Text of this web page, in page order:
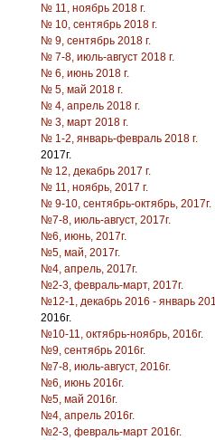
№ 11, ноябрь 2018 г.
№ 10, сентябрь 2018 г.
№ 9, сентябрь 2018 г.
№ 7-8, июль-август 2018 г.
№ 6, июнь 2018 г.
№ 5, май 2018 г.
№ 4, апрель 2018 г.
№ 3, март 2018 г.
№ 1-2, январь-февраль 2018 г.
2017г.
№ 12, декабрь 2017 г.
№ 11, ноябрь, 2017 г.
№ 9-10, сентябрь-октябрь, 2017г.
№7-8, июль-август, 2017г.
№6, июнь, 2017г.
№5, май, 2017г.
№4, апрель, 2017г.
№2-3, февраль-март, 2017г.
№12-1, декабрь 2016 - январь
2016г.
№10-11, октябрь-ноябрь, 2016г.
№9, сентябрь 2016г.
№7-8, июль-август, 2016г.
№6, июнь 2016г.
№5, май 2016г.
№4, апрель 2016г.
№2-3, февраль-март 2016г.